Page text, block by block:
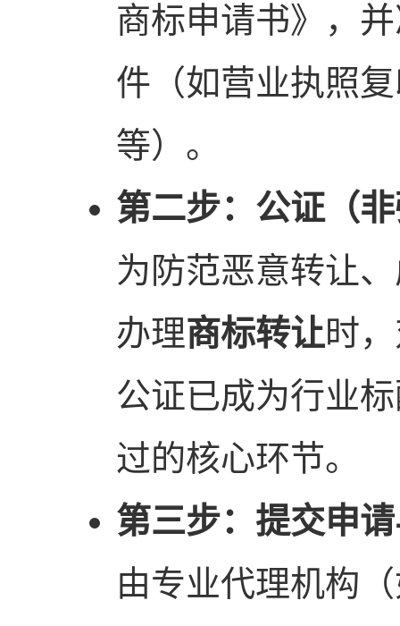
商标申请书》，
件（如营业执照
等）。
第二步：公证（
为防范恶意转让
办理商标转让时
公证已成为行业
过的核心环节。
第三步：提交申
由专业代理机构